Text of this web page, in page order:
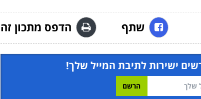
שתף הדפס מתכון זה
ישירות לתיבת המייל שלך!